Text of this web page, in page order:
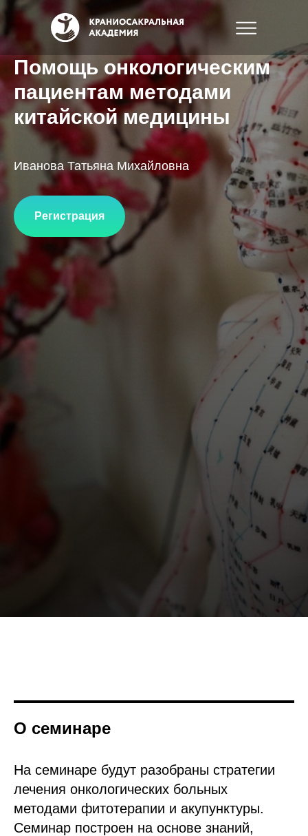
Помощь онкологическим
пациентам методами
китайской медицины
Иванова Татьяна Михайловна
Регистрация
О семинаре
На семинаре будут разобраны стратегии
лечения онкологических больных
методами фитотерапии и акупунктуры.
Семинар построен на основе знаний,